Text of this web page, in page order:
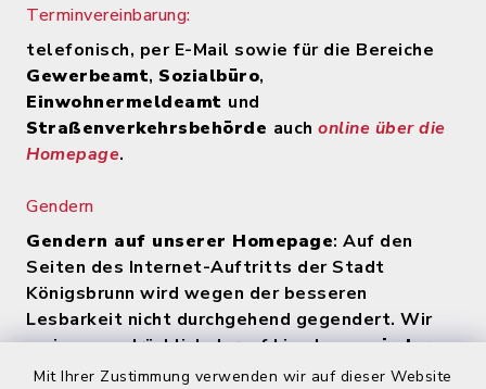
Mit Ihrer Zustimmung verwenden wir auf dieser Website
Terminvereinbarung:
telefonisch, per E-Mail sowie für die Bereiche
Gewerbeamt, Sozialbüro,
Einwohnermeldeamt und
Straßenverkehrsbehörde auch online über die
Homepage.
Gendern
Gendern auf unserer Homepage: Auf den
Seiten des Internet-Auftritts der Stadt
Königsbrunn wird wegen der besseren
Lesbarkeit nicht durchgehend gegendert. Wir
weisen ausdrücklich darauf hin, dasszu jeder
Zeit alle Geschlechter (m/w/d) angesprochen